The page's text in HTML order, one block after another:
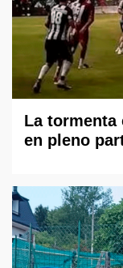
La tormenta
en pleno